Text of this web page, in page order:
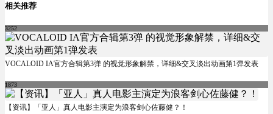
相关推荐
3252
VOCALOID IA官方合辑第3弹 的视觉形象解禁，详细&交叉淡出动画第1弹发表
1873
【资讯】「亚人」真人电影主演定为浪客剑心佐藤健？！